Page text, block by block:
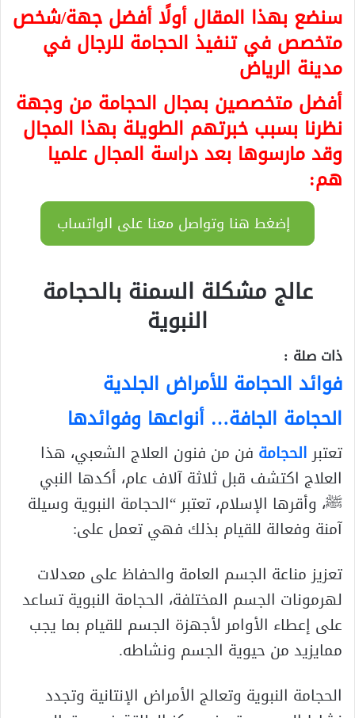
سنضع بهذا المقال أولًا أفضل جهة/شخص
متخصص في تنفيذ الحجامة للرجال في
مدينة الرياض
أفضل متخصصين بمجال الحجامة من وجهة
نظرنا بسبب خبرتهم الطويلة بهذا المجال
وقد مارسوها بعد دراسة المجال علميا
هم:
إضغط هنا وتواصل معنا على الواتساب
عالج مشكلة السمنة بالحجامة
النبوية
ذات صلة :
فوائد الحجامة للأمراض الجلدية
الحجامة الجافة… أنواعها وفوائدها
تعتبرالحجامة فن من فنون العلاج الشعبي، هذا
العلاج اكتشف قبل ثلاثة آلاف عام، أكدها النبي
ﷺ، وأقرها الإسلام، تعتبر “الحجامة النبوية وسيلة
آمنة وفعالة للقيام بذلك فهي تعمل على:
تعزيز مناعة الجسم العامة والحفاظ على معدلات
لهرمونات الجسم المختلفة، الحجامة النبوية تساعد
على إعطاء الأوامر لأجهزة الجسم للقيام بما يجب
ممايزيد من حيوية الجسم ونشاطه.
الحجامة النبوية وتعالج الأمراض الإنتانية وتجدد